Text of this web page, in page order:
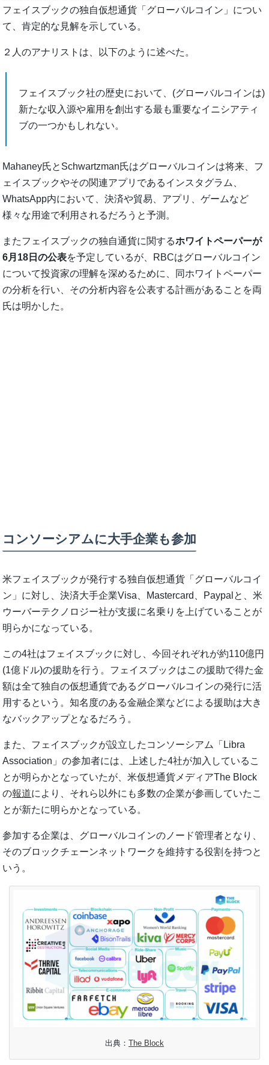
フェイスブックの独自仮想通貨「グローバルコイン」につい
て、肯定的な見解を示している。
２人のアナリストは、以下のように述べた。
フェイスブック社の歴史において、(グローバルコインは)
新たな収入源や雇用を創出する最も重要なイニシアティ
ブの一つかもしれない。
Mahaney氏とSchwartzman氏はグローバルコインは将来、フ
ェイスブックやその関連アプリであるインスタグラム、
WhatsApp内において、決済や貿易、アプリ、ゲームなど
様々な用途で利用されるだろうと予測。
またフェイスブックの独自通貨に関するホワイトペーパーが
6月18日の公表を予定しているが、RBCはグローバルコイン
について投資家の理解を深めるために、同ホワイトペーパー
の分析を行い、その分析内容を公表する計画があることを両
氏は明かした。
コンソーシアムに大手企業も参加
米フェイスブックが発行する独自仮想通貨「グローバルコイ
ン」に対し、決済大手企業Visa、Mastercard、Paypalと、米
ウーバーテクノロジー社が支援に名乗りを上げていることが
明らかになっている。
この4社はフェイスブックに対し、今回それぞれが約110億円
(1億ドル)の援助を行う。フェイスブックはこの援助で得た金
額は全て独自の仮想通貨であるグローバルコインの発行に活
用するという。知名度のある金融企業などによる援助は大き
なバックアップとなるだろう。
また、フェイスブックが設立したコンソーシアム「Libra
Association」の参加者には、上述した4社が加入しているこ
とが明らかとなっていたが、米仮想通貨メディアThe Block
の報道により、それら以外にも多数の企業が参画していたこ
とが新たに明らかとなっている。
参加する企業は、グローバルコインのノード管理者となり、
そのブロックチェーンネットワークを維持する役割を持つと
いう。
出典： The Block